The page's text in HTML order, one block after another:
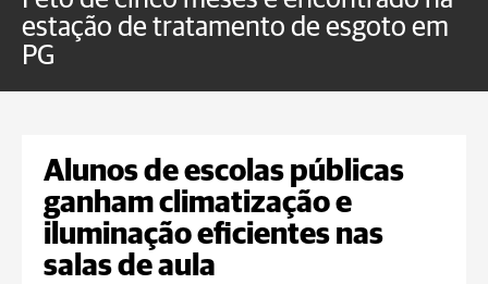
estação de tratamento de esgoto em
PG
Alunos de escolas públicas
ganham climatização e
iluminação eficientes nas
salas de aula